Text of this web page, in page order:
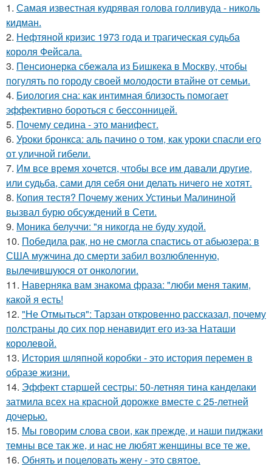
1. Самая известная кудрявая голова голливуда - николь
кидман.
2. Нефтяной кризис 1973 года и трагическая судьба
короля Фейсала.
3. Пенсионерка сбежала из Бишкека в Москву, чтобы
погулять по городу своей молодости втайне от семьи.
4. Биология сна: как интимная близость помогает
эффективно бороться с бессонницей.
5. Почему седина - это манифест.
6. Уроки бронкса: аль пачино о том, как уроки спасли его
от уличной гибели.
7. Им все время хочется, чтобы все им давали другие,
или судьба, сами для себя они делать ничего не хотят.
8. Копия тестя? Почему жених Устиньи Малининой
вызвал бурю обсуждений в Сети.
9. Моника белуччи: "я никогда не буду худой.
10. Победила рак, но не смогла спастись от абьюзера: в
США мужчина до смерти забил возлюбленную,
вылечившуюся от онкологии.
11. Hаверняка вам знакома фраза: "люби меня таким,
какой я есть!
12. "Не Отмыться": Тарзан откровенно рассказал, почему
полстраны до сих пор ненавидит его из-за Наташи
королевой.
13. История шляпной коробки - это история перемен в
образе жизни.
14. Эффект старшей сестры: 50-летняя тина канделаки
затмила всех на красной дорожке вместе с 25-летней
дочерью.
15. Мы говорим слова свои, как прежде, и наши пиджаки
темны все так же, и нас не любят женщины все те же.
16. Обнять и поцеловать жену - это святое.